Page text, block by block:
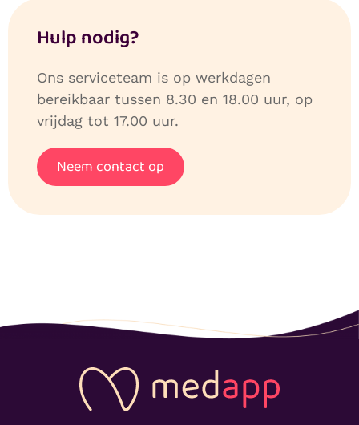
Hulp nodig?
Ons serviceteam is op werkdagen
bereikbaar tussen 8.30 en 18.00 uur, op
vrijdag tot 17.00 uur.
Neem contact op